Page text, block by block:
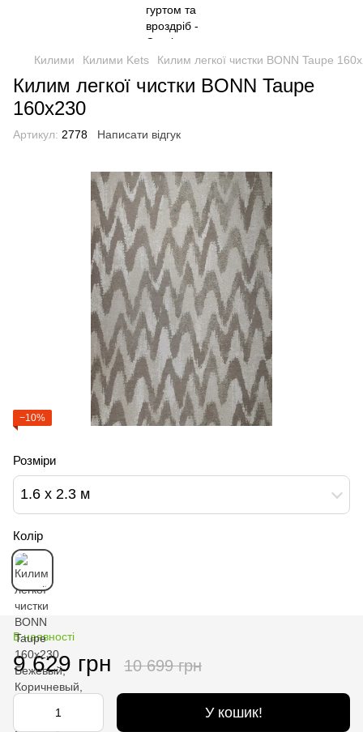
Килими Килими Kets Килим легкої чистки BONN Taupe
Килим легкої чистки BONN Taupe
160x230
Артикул: 2778 Написати відгук
−10%
Розміри
1.6 х 2.3 м
Колір
В наявності
9 629 грн 10 699 грн
У кошик!